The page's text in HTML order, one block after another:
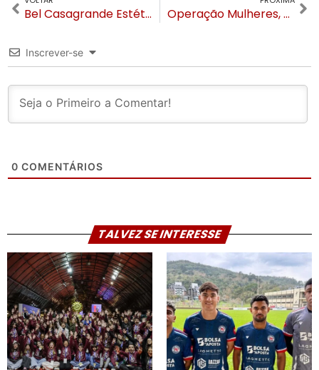
Bel Casagrande Estética Fitness aposta em tecnologia que queima até 1000 calorias em Gramado Operação Mulheres, da Brigada Militar, intensifica o combate ao feminicídio e à violência doméstica na Serra Gaúcha
Inscrever-se
0 COMENTÁRIOS
TALVEZ SE INTERESSE